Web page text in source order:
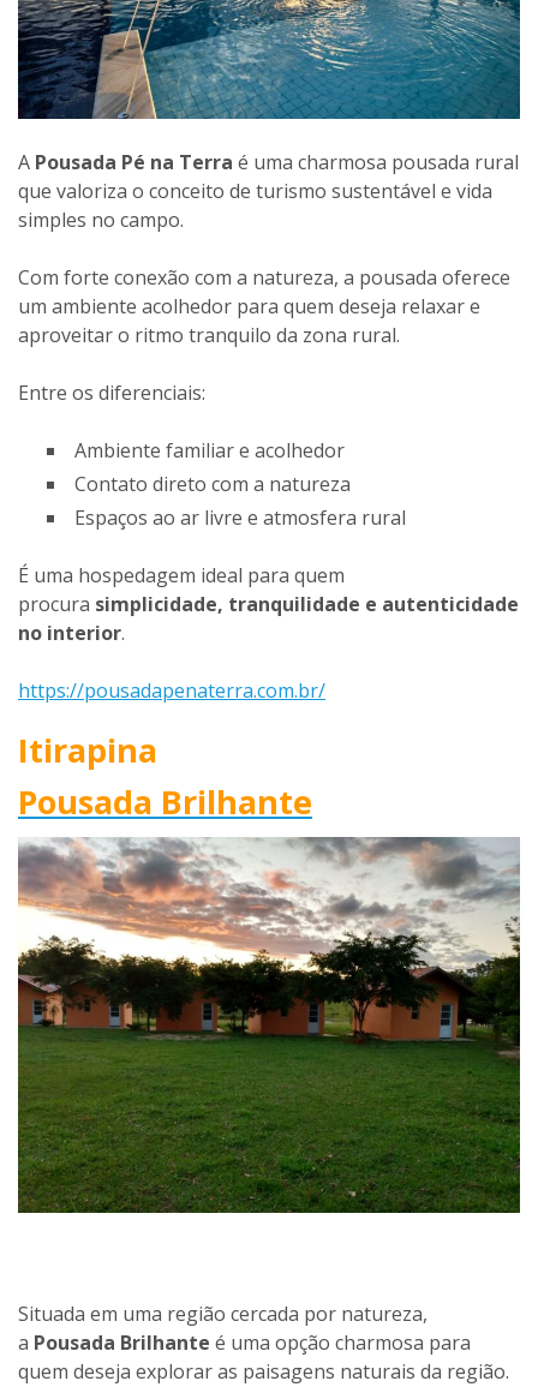
A Pousada Pé na Terra é uma charmosa pousada rural
que valoriza o conceito de turismo sustentável e vida
simples no campo.
Com forte conexão com a natureza, a pousada oferece
um ambiente acolhedor para quem deseja relaxar e
aproveitar o ritmo tranquilo da zona rural.
Entre os diferenciais:
Ambiente familiar e acolhedor
Contato direto com a natureza
Espaços ao ar livre e atmosfera rural
É uma hospedagem ideal para quem
procura simplicidade, tranquilidade e autenticidade
no interior.
https://pousadapenaterra.com.br/
Itirapina
Pousada Brilhante
Situada em uma região cercada por natureza,
a Pousada Brilhante é uma opção charmosa para
quem deseja explorar as paisagens naturais da região.